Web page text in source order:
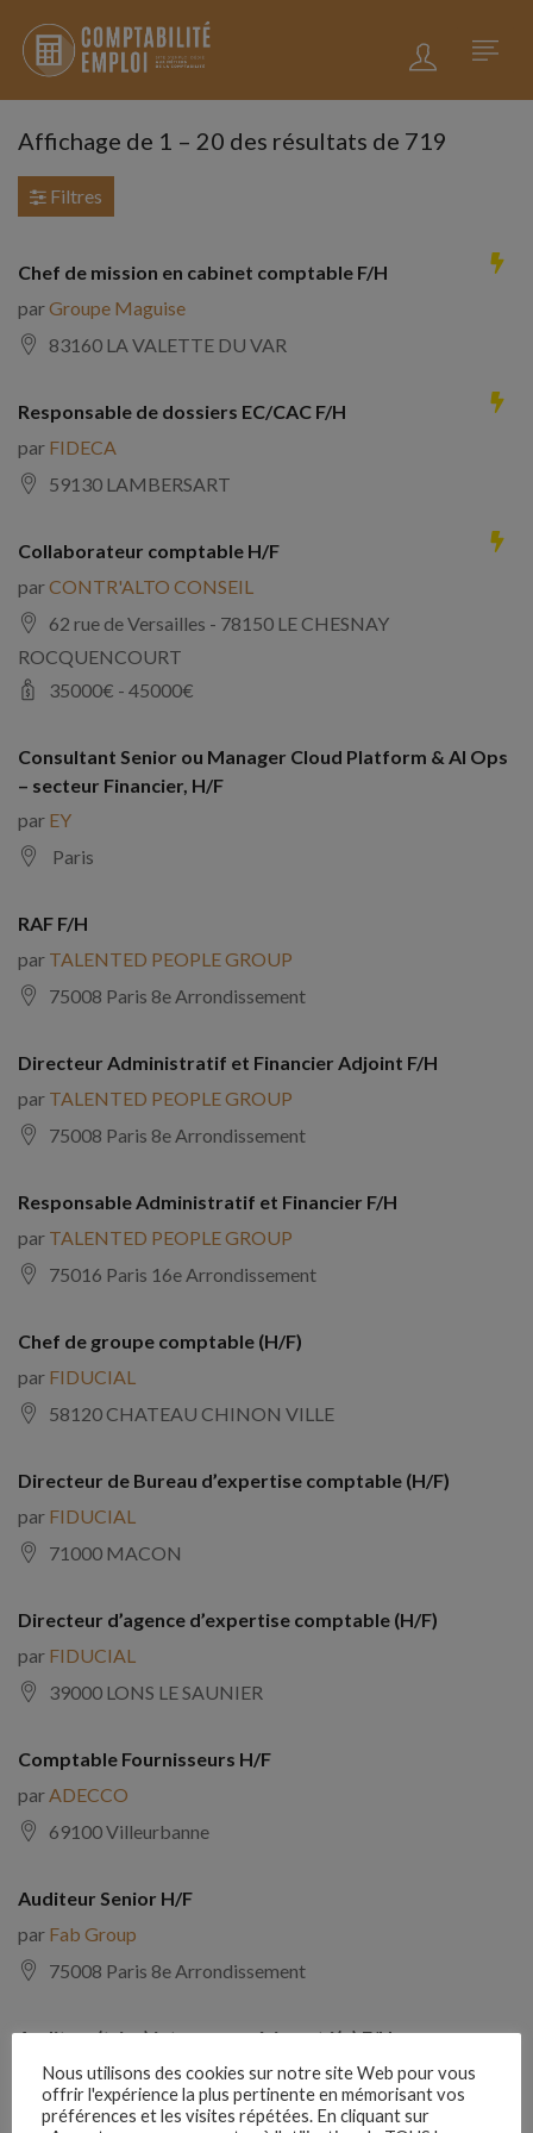
Affichage de 1 – 20 des résultats de 719
Filtres
Chef de mission en cabinet comptable F/H
parGroupe Maguise
83160 LA VALETTE DU VAR
Responsable de dossiers EC/CAC F/H
par FIDECA
59130 LAMBERSART
Collaborateur comptable H/F
parCONTR'ALTO CONSEIL
62 rue de Versailles - 78150 LE CHESNAY
ROCQUENCOURT
35000€ - 45000€
Consultant Senior ou Manager Cloud Platform & AI Ops
– secteur Financier, H/F
par EY
Paris
RAF F/H
par TALENTED PEOPLE GROUP
75008 Paris 8e Arrondissement
Directeur Administratif et Financier Adjoint F/H
par TALENTED PEOPLE GROUP
75008 Paris 8e Arrondissement
Responsable Administratif et Financier F/H
par TALENTED PEOPLE GROUP
75016 Paris 16e Arrondissement
Chef de groupe comptable (H/F)
par FIDUCIAL
58120 CHATEAU CHINON VILLE
Directeur de Bureau d’expertise comptable (H/F)
par FIDUCIAL
71000 MACON
Directeur d’agence d’expertise comptable (H/F)
par FIDUCIAL
39000 LONS LE SAUNIER
Comptable Fournisseurs H/F
par ADECCO
69100 Villeurbanne
Auditeur Senior H/F
par Fab Group
75008 Paris 8e Arrondissement
Auditeur(trice) interne expérimenté(e) F/H
parComptabilite Emploi
39130 Châtillon
Nous utilisons des cookies sur notre site Web pour vous
offrir l'expérience la plus pertinente en mémorisant vos
préférences et les visites répétées. En cliquant sur